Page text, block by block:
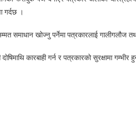
गर्दछ ।
समाधान खोज्नु पर्नेमा पत्रकारलाई गालीगलौज
कारबाही गर्न र पत्रकारको सुरक्षामा गम्भीर